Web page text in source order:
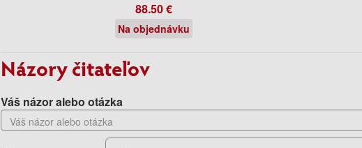
88.50 €
Na objednávku
Názory čitateľov
Váš názor alebo otázka